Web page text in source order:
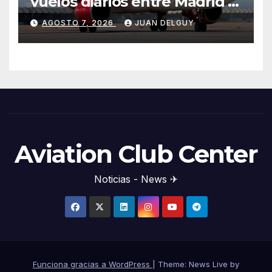
Menorca durante el invierno
AGOSTO 7, 2026 JUAN DELGUY
Aviation Club Center
Noticias - News ✈
Funciona gracias a WordPress Theme: News Live by